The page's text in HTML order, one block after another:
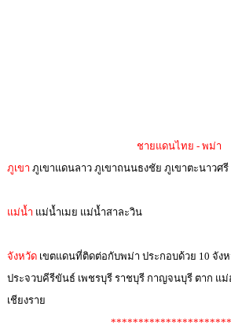
ชายแดนไทย - พม่า
ภูเขา ภูเขาแดนลาว ภูเขาถนนธงชัย ภูเขาตะนาวศรี
แม่น้ำ แม่น้ำเมย แม่น้ำสาละวิน
จังหวัดเขตแดนที่ติดต่อกับพม่า ประกอบด้วย 10 จัง
ประจวบคีรีขันธ์ เพชรบุรี ราชบุรี กาญจนบุรี ตาก แม่
เชียงราย